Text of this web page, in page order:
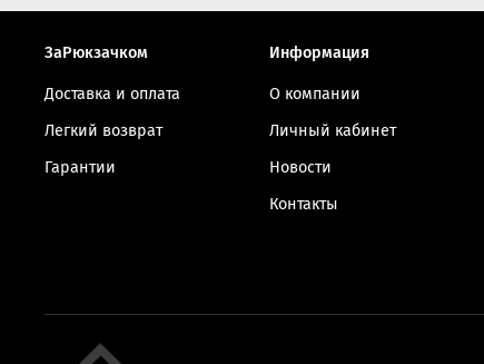
ЗаРюкзачком
Доставка и оплата
Легкий возврат
Гарантии
Информация
О компании
Личный кабинет
Новости
Контакты